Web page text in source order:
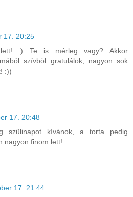
17. 20:25
:) Te is mérleg vagy? Akkor
szívböl gratulálok, nagyon sok
:))
17. 20:48
szülinapot kívánok, a torta pedig
nagyon finom lett!
17. 21:44